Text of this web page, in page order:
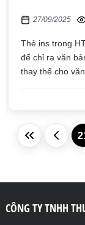
27/09/2025
Thẻ ins trong
để chỉ ra văn
thay thế cho văn
CÔNG TY TNHH